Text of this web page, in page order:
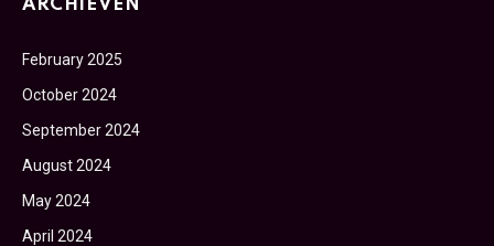
ARCHIEVEN
February 2025
October 2024
September 2024
August 2024
May 2024
April 2024